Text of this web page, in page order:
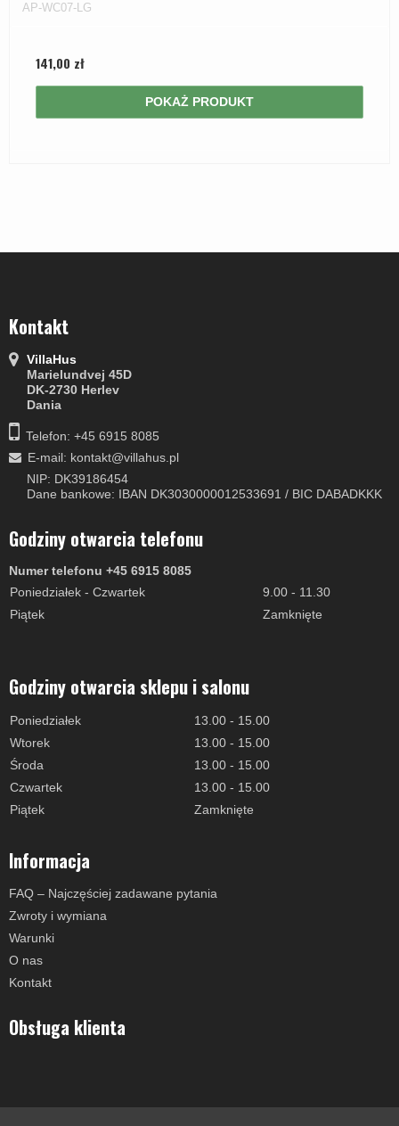
AP-WC07-LG
141,00 zł
POKAŻ PRODUKT
Kontakt
VillaHus
Marielundvej 45D
DK-2730 Herlev
Dania
Telefon: +45 6915 8085
E-mail: kontakt@villahus.pl
NIP: DK39186454
Dane bankowe: IBAN DK3030000012533691 / BIC DABADKKK
Godziny otwarcia telefonu
Numer telefonu +45 6915 8085
Poniedziałek - Czwartek
9.00 - 11.30
Piątek
Zamknięte
Godziny otwarcia sklepu i salonu
Poniedziałek
13.00 - 15.00
Wtorek
13.00 - 15.00
Środa
13.00 - 15.00
Czwartek
13.00 - 15.00
Piątek
Zamknięte
Informacja
FAQ – Najczęściej zadawane pytania
Zwroty i wymiana
Warunki
O nas
Kontakt
Obsługa klienta